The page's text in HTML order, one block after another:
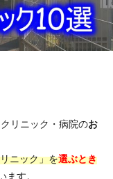
リニック・病院のお
ニック」を選ぶとき
ます。